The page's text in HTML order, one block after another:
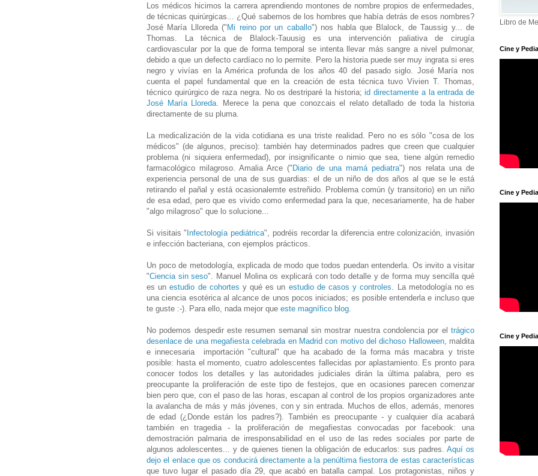
Los médicos hicimos la carrera aprendiendo montones de nombre propios de enfermedades,
de técnicas quirúrgicas... ¿Qué sabemos de los hombres que había detrás de esos nombres?
José María Llloreda ("Mi reino por un caballo") nos habla que Blalock, de Taussig y... de
Thomas. La técnica de Blalock-Tauusig es una intervención paliativa de cirugía
cardiovascular por la que de forma temporal se intenta llevar más sangre a nivel pulmonar,
debido a que un defecto cardíaco no lo permite. Pero la historia puede ser muy ingrata si eres
negro y vivías en la América profunda de los años 40 del pasado siglo. José María nos
cuenta el papel fundamental que en la creación de esta técnica tuvo Vivien T. Thomas,
técnico quirúrgico de raza negra. No os destriparé la historia; id directamente a la entrada de
José María Lloreda . Merece la pena que conozcais el relato detallado de toda la historia
directamente de su pluma.
La medicalización de la vida cotidiana es una triste realidad. Pero no es sólo "cosa de los
médicos" (de algunos, preciso): también hay determinados padres que creen que cualquier
problema (ni siquiera enfermedad), por insignificante o nimio que sea, tiene algún remedio
farmacológico milagroso. Amalia Arce ("Diario de una mamá pediatra") nos relata una de
experiencia personal de una de sus guardias: el de un niño de dos años al que se le está
retirando el pañal y está ocasionalemte estreñido. Problema común (y transitorio) en un niño
de esa edad, pero que es vivido como enfermedad para la que, necesariamente, ha de haber
"algo milagroso" que lo solucione...
Si visitais "Infectología pediátrica", podréis recordar la diferencia entre colonización, invasión
e infección bacteriana, con ejemplos prácticos.
Un poco de metodología, explicada de modo que todos puedan entenderla. Os invito a visitar
"Ciencia sin seso". Manuel Molina os explicará con todo detalle y de forma muy sencilla qué
es unestudio de cohortes y qué es un estudio de casos y controles . La metodología no es
una ciencia esotérica al alcance de unos pocos iniciados; es posible entenderla e incluso que
te guste :-). Para ello, nada mejor que este magnífico blog
No podemos despedir este resumen semanal sin mostrar nuestra condolencia por el trágico
desenlace de una megafiesta celebrada en Madrid con motivo del dichoso Halloween, maldita
e innecesaria importación "cultural" que ha acabado de la forma más macabra y triste
posible: hasta el momento, cuatro adolescentes fallecidas por aplastamiento. Es pronto para
conocer todos los detalles y las autoridades judiciales dirán la última palabra, pero es
preocupante la proliferación de este tipo de festejos, que en ocasiones parecen comenzar
bien pero que, con el paso de las horas, escapan al control de los propios organizadores ante
la avalancha de más y más jóvenes, con y sin entrada. Muchos de ellos, además, menores
de edad (¿Donde están los padres?). También es preocupante - y cualquier día acabará
también en tragedia - la proliferación de megafiestas convocadas por facebook: una
demostración palmaria de irresponsabilidad en el uso de las redes sociales por parte de
algunos adolescentes... y de quienes tienen la obligación de educarlos: sus padres. Aquí os
dejo el enlace que os conducirá directamente a la penúltima fiestorra de estas características
que tuvo lugar el pasado día 29, que acabó en batalla campal. Los protagonistas, niños y
Libro de
Cine y
Cine y
Cine y